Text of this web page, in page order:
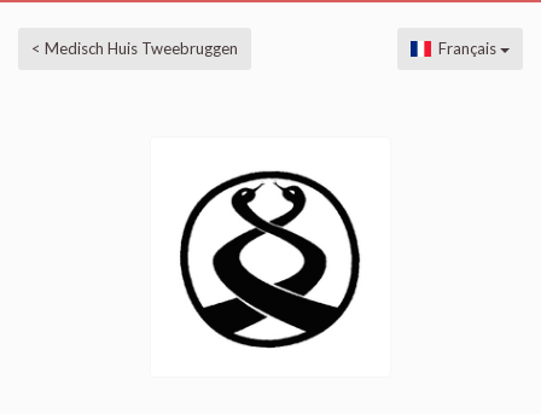
< Medisch Huis Tweebruggen Français